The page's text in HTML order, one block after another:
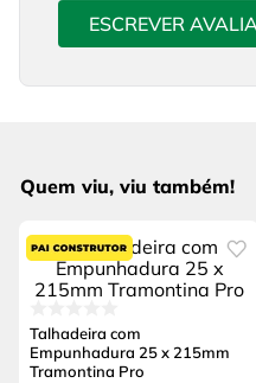
ESCREVER
Quem viu, viu também!
Talhadeira com
Empunhadura 25 x 215mm
Tramontina Pro